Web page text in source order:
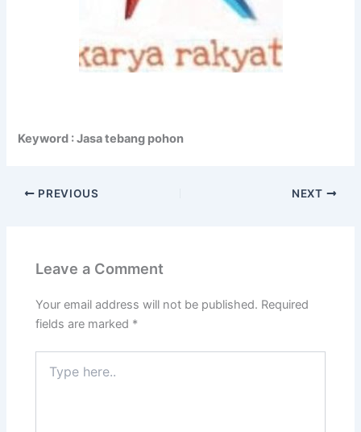
Keyword : Jasa tebang pohon
PREVIOUS NEXT
Leave a Comment
Your email address will not be published. Required
fields are marked *
here..